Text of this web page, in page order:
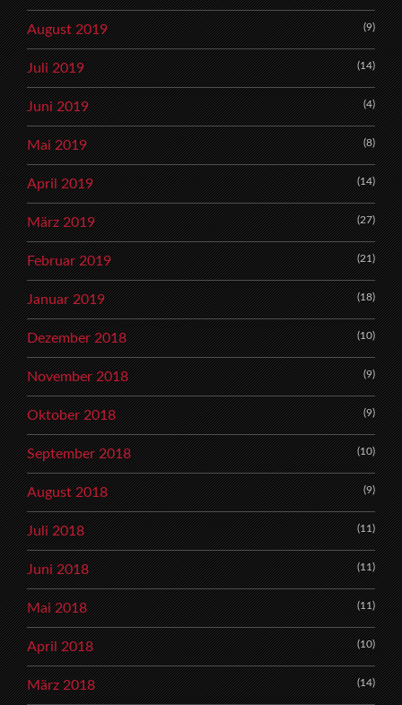
August 2019 (9)
Juli 2019 (14)
Juni 2019 (4)
Mai 2019 (8)
April 2019 (14)
März 2019 (27)
Februar 2019 (21)
Januar 2019 (18)
Dezember 2018 (10)
November 2018 (9)
Oktober 2018 (9)
September 2018 (10)
August 2018 (9)
Juli 2018 (11)
Juni 2018 (11)
Mai 2018 (11)
April 2018 (10)
März 2018 (14)